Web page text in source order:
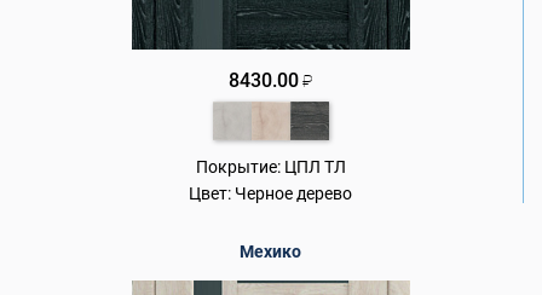
8430.00 ₽
Покрытие: ЦПЛ ТЛ
Цвет: Черное дерево
Мехико